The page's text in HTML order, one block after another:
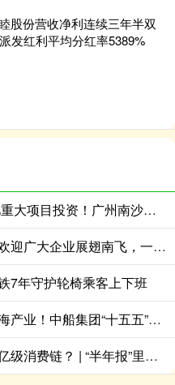
股份营收净利连续三年半双
发红利平均分红率5389%
铭创配资 谋划储备超6000亿重大项目投资！广州南沙在京宣介“十五五”规划新机遇
众诚速配 走进北京！刘炜：欢迎广大企业展翅南飞，一起“来南沙，创未来”
7年守护轮椅乘客上下班
涨停吧 两大基地剑指千亿船海产业！中船集团“十五五”再加码南沙
策略吧 一张票根如何解锁百亿级消费链？ | “半年报”里看天河②